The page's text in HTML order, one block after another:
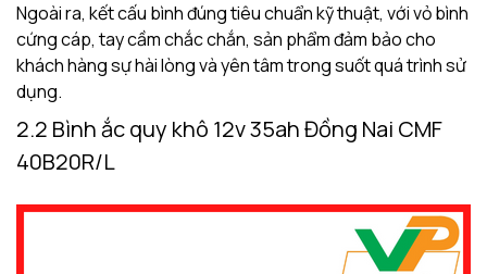
Ngoài ra, kết cấu bình đúng tiêu chuẩn kỹ thuật, với vỏ bình
cứng cáp, tay cầm chắc chắn, sản phẩm đảm bảo cho
khách hàng sự hài lòng và yên tâm trong suốt quá trình sử
dụng.
2.2 Bình ắc quy khô 12v 35ah Đồng Nai CMF
40B20R/L